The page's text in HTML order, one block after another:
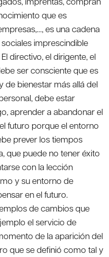
que es
es una cadena
imprescindible
directivo, el dirigente, el
ser consciente que es
bienestar más allá del
debe estar
aprender a abandonar el
futuro porque el entorno
prever los tiempos
que puede no tener éxito
con la lección
y su entorno de
en el futuro.
de cambios que
el servicio de
de la aparición del
que se definió como tal y